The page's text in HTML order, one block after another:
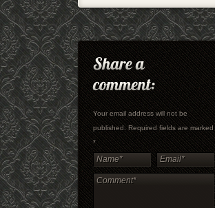
Your email address will not be
published. Required fields are marked
*